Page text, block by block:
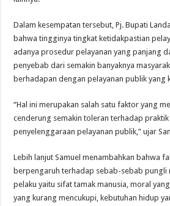
Dalam kesempatan tersebut, Pj. Bupati
bahwa tingginya tingkat ketidakpastian
adanya prosedur pelayanan yang panjang
penyebab dari semakin banyaknya
berhadapan dengan pelayanan publik yang
“Hal ini merupakan salah satu faktor yang
cenderung semakin toleran terhadap
penyelenggaraan pelayanan publik,” ujar
Lebih lanjut Samuel menambahkan bahwa
berpengaruh terhadap sebab-sebab pungli
pelaku yaitu sifat tamak manusia, moral
yang kurang mencukupi, kebutuhan hidup